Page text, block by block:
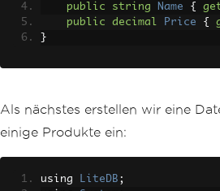
public
string Name {
public
decimal Price {
}
Als nächstes erstellen wir eine
einige Produkte ein:
using LiteDB ;